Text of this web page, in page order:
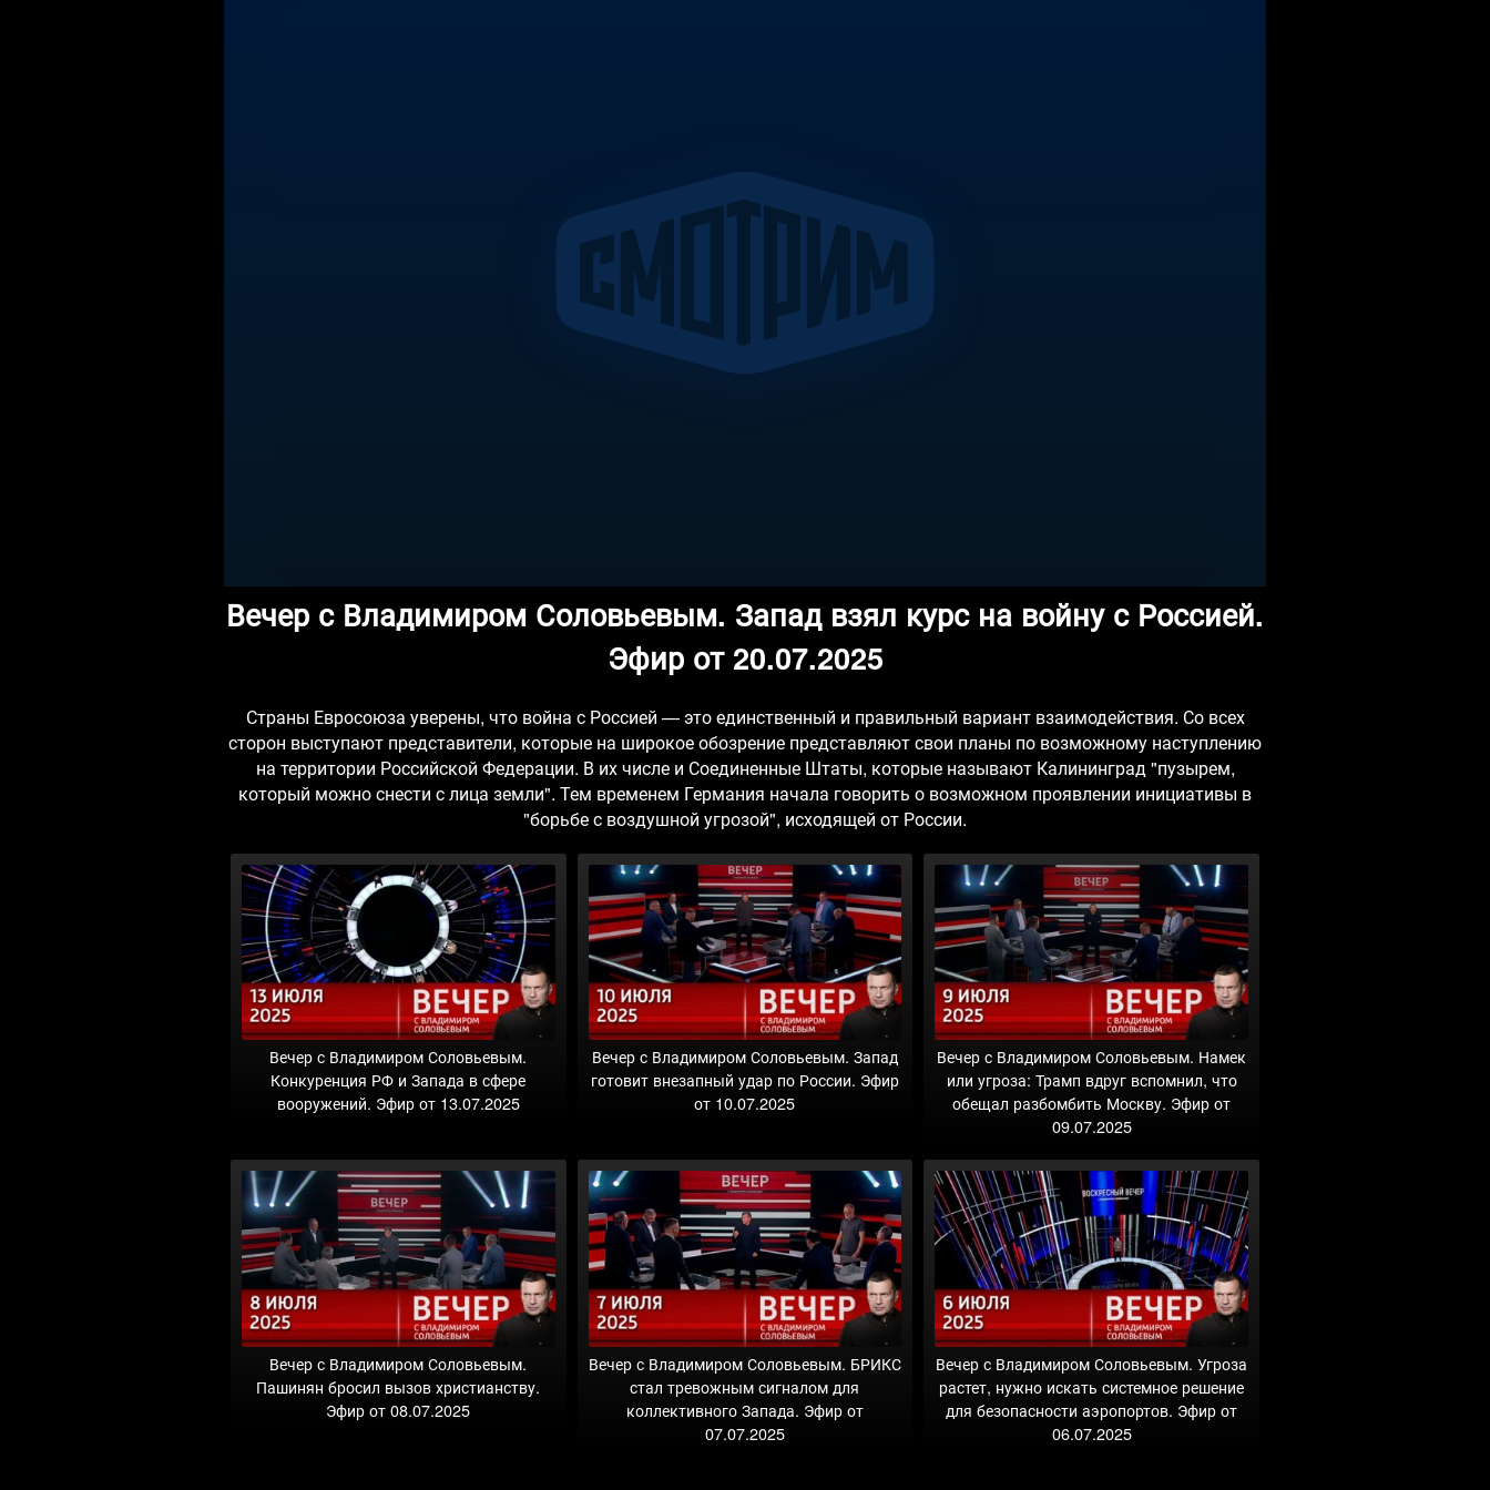
Вечер с Владимиром Соловьевым. Запад взял курс на войну с Россией.
Эфир от 20.07.2025
Страны Евросоюза уверены, что война с Россией — это единственный и правильный вариант взаимодействия. Со всех
сторон выступают представители, которые на широкое обозрение представляют свои планы по возможному наступлению
на территории Российской Федерации. В их числе и Соединенные Штаты, которые называют Калининград "пузырем,
который можно снести с лица земли". Тем временем Германия начала говорить о возможном проявлении инициативы в
"борьбе с воздушной угрозой", исходящей от России.
Вечер с Владимиром Соловьевым.
Конкуренция РФ и Запада в сфере
вооружений. Эфир от 13.07.2025
Вечер с Владимиром Соловьевым. Запад
готовит внезапный удар по России. Эфир
от 10.07.2025
Вечер с Владимиром Соловьевым. Намек
или угроза: Трамп вдруг вспомнил, что
обещал разбомбить Москву. Эфир от
09.07.2025
Вечер с Владимиром Соловьевым.
Пашинян бросил вызов христианству.
Эфир от 08.07.2025
Вечер с Владимиром Соловьевым. БРИКС
стал тревожным сигналом для
коллективного Запада. Эфир от
07.07.2025
Вечер с Владимиром Соловьевым. Угроза
растет, нужно искать системное решение
для безопасности аэропортов. Эфир от
06.07.2025